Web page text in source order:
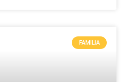
FAMILIA